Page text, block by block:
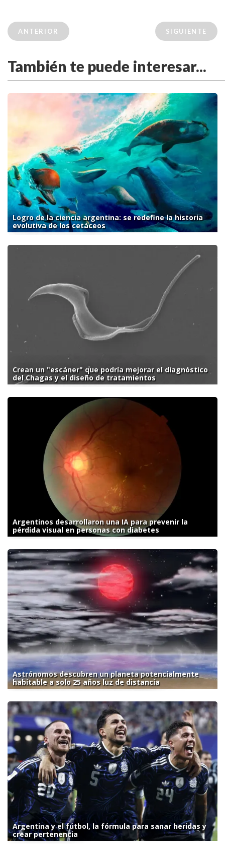
ANTERIOR SIGUIENTE
También te puede interesar...
Logro de la ciencia argentina: se redefine la historia
evolutiva de los cetáceos
Crean un "escáner" que podría mejorar el diagnóstico
del Chagas y el diseño de tratamientos
Argentinos desarrollaron una IA para prevenir la
pérdida visual en personas con diabetes
Astrónomos descubren un planeta potencialmente
habitable a solo 25 años luz de distancia
Argentina y el fútbol, la fórmula para sanar heridas y
crear pertenencia